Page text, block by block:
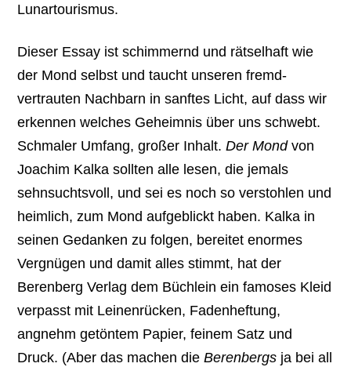
Lunartourismus.
Dieser Essay ist schimmernd und rätselhaft wie
der Mond selbst und taucht unseren fremd-
vertrauten Nachbarn in sanftes Licht, auf dass wir
erkennen welches Geheimnis über uns schwebt.
Schmaler Umfang, großer Inhalt.Der Mondvon
Joachim Kalka sollten alle lesen, die jemals
sehnsuchtsvoll, und sei es noch so verstohlen und
heimlich, zum Mond aufgeblickt haben. Kalka in
seinen Gedanken zu folgen, bereitet enormes
Vergnügen und damit alles stimmt, hat der
Berenberg Verlag dem Büchlein ein famoses Kleid
verpasst mit Leinenrücken, Fadenheftung,
angnehm getöntem Papier, feinem Satz und
Druck. (Aber das machen dieBerenbergs ja bei all